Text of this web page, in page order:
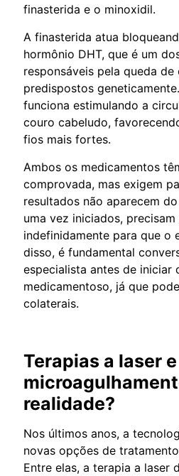
finasterida e o minoxidil.
A finasterida atua
hormônio DHT, que é um
responsáveis pela queda
predispostos
funciona estimulando a
couro cabeludo,
fios mais fortes.
Ambos os medicamentos
comprovada, mas exigem
resultados não aparecem
uma vez iniciados,
indefinidamente para que o
disso, é fundamental
especialista antes de iniciar
medicamentoso, já que
colaterais.
Terapias a laser e
realidade?
Nos últimos anos, a
novas opções de
Entre elas, a terapia a laser